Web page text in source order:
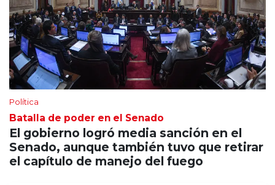
Política
Batalla de poder en el Senado
El gobierno logró media sanción en el
Senado, aunque también tuvo que retirar
el capítulo de manejo del fuego